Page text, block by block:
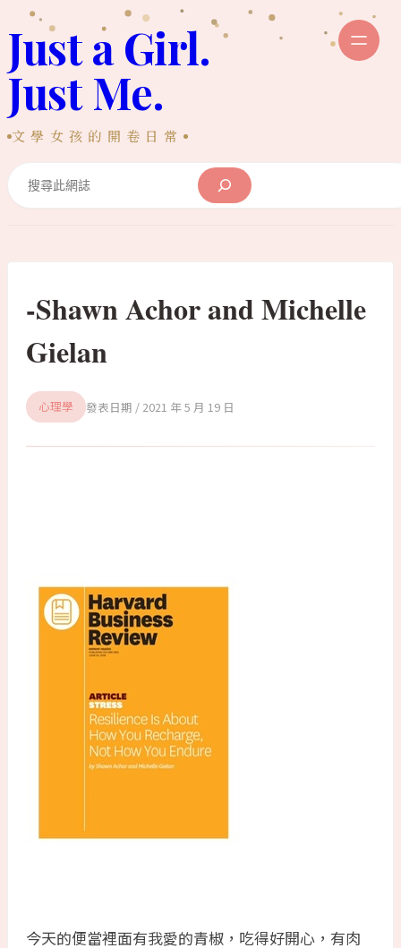
至
主
內
容
Just a Girl.
Just Me.
文學女孩的開卷日常
-Shawn Achor and Michelle
Gielan
心理學 2021 年 5 月 19 日
今天的便當裡面有我愛的青椒，吃得好開心，有肉